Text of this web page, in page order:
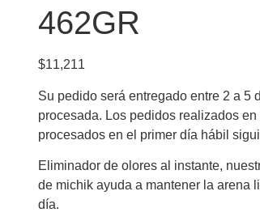
462GR
$11,211
Su pedido será entregado entre 2 a 5
procesada. Los pedidos realizados
procesados en el primer día hábil
Eliminador de olores al instante,
de michik ayuda a mantener la arena
día.